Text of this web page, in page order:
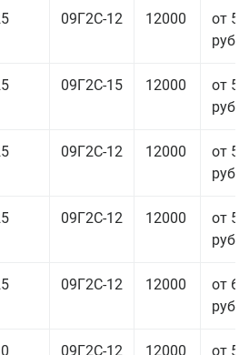
09Г2С-12 12000
от
руб.
09Г2С-15 12000
от
руб.
09Г2С-12 12000
от
руб.
09Г2С-12 12000
от
руб.
09Г2С-12 12000
от
руб.
09Г2С-12 12000 от